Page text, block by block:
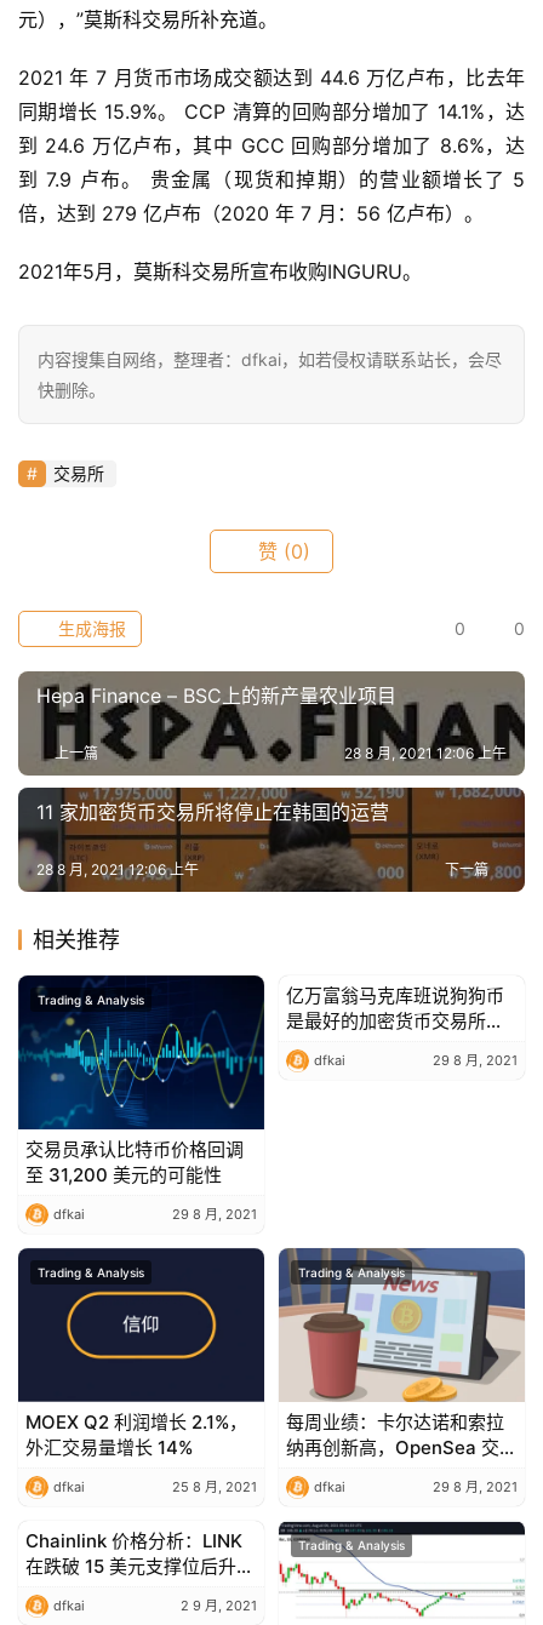
首
页
快
a
h
r
指
用
工
具
推
荐
元），”莫斯科交易所补充道。
2021 年 7 月货币市场成交额达到 44.6 万亿卢布，比去年
同期增长 15.9%。 CCP 清算的回购部分增加了 14.1%，达
到 24.6 万亿卢布，其中 GCC 回购部分增加了 8.6%，达
到 7.9 卢布。 贵金属（现货和掉期）的营业额增长了 5
倍，达到 279 亿卢布（2020 年 7 月：56 亿卢布）。
2021年5月，莫斯科交易所宣布收购INGURU。
内容搜集自网络，整理者：dfkai，如若侵权请联系站长，会尽
快删除。
交易所
赞 (0)
0 0
生成海报
Hepa Finance – BSC上的新产量农业项目
上一篇 28 8 月, 2021 12:06 上午
11 家加密货币交易所将停止在韩国的运营
下一篇
28 8 月, 2021 12:06 上午
相关推荐
Trading & Analysis
交易员承认比特币价格回调
至 31,200 美元的可能性
dfkai 29 8 月, 2021
Trading & Analysis
亿万富翁马克库班说狗狗币
是最好的加密货币交易所媒
介，马斯克同意
dfkai 29 8 月, 2021
Trading & Analysis
MOEX Q2 利润增长 2.1%，
外汇交易量增长 14%
dfkai 25 8 月, 2021
Trading & Analysis
每周业绩：卡尔达诺和索拉
纳再创新高，OpenSea 交易
量突破10亿美元
dfkai 29 8 月, 2021
Trading & Analysis
Chainlink 价格分析：LINK
在跌破 15 美元支撑位后升至
14 美元
dfkai 2 9 月, 2021
Trading & Analysis